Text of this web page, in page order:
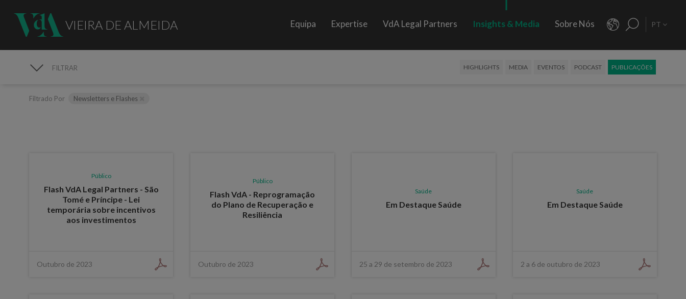
VIEIRA DE ALMEIDA Equipa Expertise VdA Legal Partners Insights & Media Sobre Nós PT
FILTRAR HIGHLIGHTS MEDIA EVENTOS PODCAST PUBLICAÇÕES
Filtrado Por Newsletters e Flashes
Público
Flash VdA Legal Partners - São
Tomé e Príncipe - Lei
temporária sobre incentivos
aos investimentos
Outubro de 2023
Público
Flash VdA - Reprogramação
do Plano de Recuperação e
Resiliência
Outubro de 2023
Saúde
Em Destaque Saúde
25 a 29 de setembro de 2023
Saúde
Em Destaque Saúde
2 a 6 de outubro de 2023